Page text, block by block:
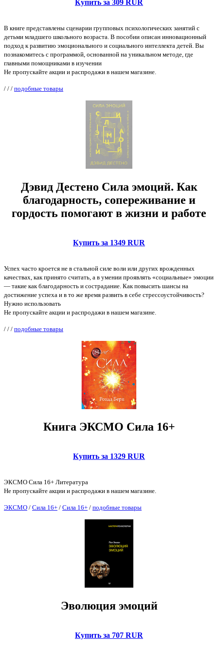
Купить за 309 RUR
В книге представлены сценарии групповых психологических занятий с
детьми младшего школьного возраста. В пособии описан инновационный
подход к развитию эмоционального и социального интеллекта детей. Вы
познакомитесь с программой, основанной на уникальном методе, где
главными помощниками в изучении
Не пропускайте акции и распродажи в нашем магазине.
/ / / подобные товары
Дэвид Дестено Сила эмоций. Как
благодарность, сопереживание и
гордость помогают в жизни и работе
Купить за 1349 RUR
Успех часто кроется не в стальной силе воли или других врожденных
качествах, как принято считать, а в умении проявлять «социальные» эмоции
— такие как благодарность и сострадание. Как повысить шансы на
достижение успеха и в то же время развить в себе стрессоустойчивость?
Нужно использовать
Не пропускайте акции и распродажи в нашем магазине.
/ / / подобные товары
Книга ЭКСМО Сила 16+
Купить за 1329 RUR
ЭКСМО Сила 16+ Литература
Не пропускайте акции и распродажи в нашем магазине.
ЭКСМО / Сила 16+ / Сила 16+ / подобные товары
Эволюция эмоций
Купить за 707 RUR